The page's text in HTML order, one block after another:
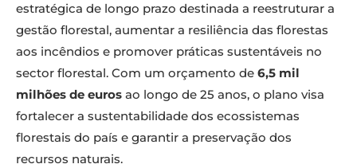
estratégica de longo prazo destinada a reestruturar a
gestão florestal, aumentar a resiliência das florestas
aos incêndios e promover práticas sustentáveis no
sector florestal. Com um orçamento de 6,5 mil
milhões de euros ao longo de 25 anos, o plano visa
fortalecer a sustentabilidade dos ecossistemas
florestais do país e garantir a preservação dos
recursos naturais.